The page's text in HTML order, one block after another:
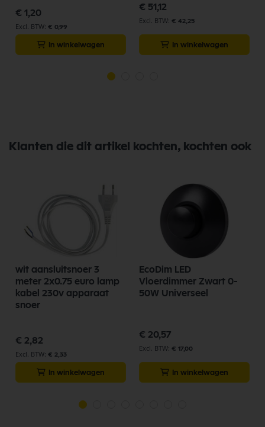
€ 1,20
€ 0,99
In winkelwagen
€ 51,12
€ 42,25
In winkelwagen
Klanten die dit artikel kochten, kochten ook
wit aansluitsnoer 3
meter 2x0.75 euro lamp
kabel 230v apparaat
snoer
€ 2,82
€ 2,33
In winkelwagen
EcoDim LED
Vloerdimmer Zwart 0-
50W Universeel
€ 20,57
€ 17,00
In winkelwagen